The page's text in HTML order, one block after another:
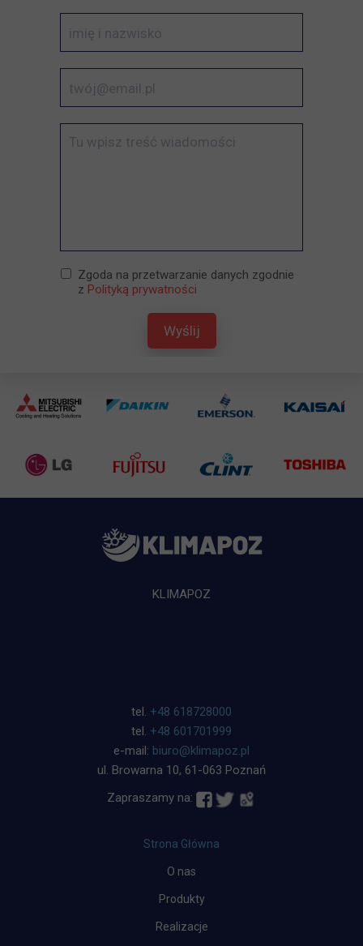
Zgoda na przetwarzanie danych zgodnie
z Polityką prywatności
Wyślij
tel. +48 618728000
tel. +48 601701999
e-mail: biuro@klimapoz.pl
ul. Browarna 10, 61-063 Poznań
Zapraszamy na:
KLIMAPOZ
Strona Główna
O nas
Produkty
Realizacje